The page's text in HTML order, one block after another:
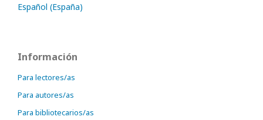
Español (España)
Información
Para lectores/as
Para autores/as
Para bibliotecarios/as